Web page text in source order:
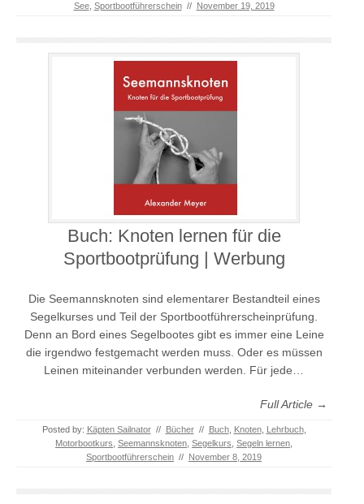
See, Sportbootführerschein // November 19, 2019
Buch: Knoten lernen für die
Sportbootprüfung | Werbung
Die Seemannsknoten sind elementarer Bestandteil eines
Segelkurses und Teil der Sportbootführerscheinprüfung.
Denn an Bord eines Segelbootes gibt es immer eine Leine
die irgendwo festgemacht werden muss. Oder es müssen
Leinen miteinander verbunden werden. Für jede…
Full Article →
Posted by: Käpten Sailnator // Bücher // Buch, Knoten, Lehrbuch,
Motorbootkurs Seemannsknoten Segelkurs Segeln lernen
Sportbootführerschein // November 8, 2019